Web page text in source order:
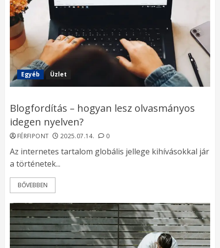
Egyéb Üzlet
Blogfordítás – hogyan lesz olvasmányos
idegen nyelven?
FÉRFIPONT 2025.07.14. 0
Az internetes tartalom globális jellege kihívásokkal jár
a történetek...
BŐVEBBEN